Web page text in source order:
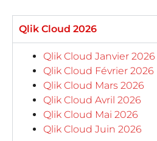
Qlik Cloud 2026
Qlik Cloud Janvier 2026
Qlik Cloud Février 2026
Qlik Cloud Mars 2026
Qlik Cloud Avril 2026
Qlik Cloud Mai 2026
Qlik Cloud Juin 2026